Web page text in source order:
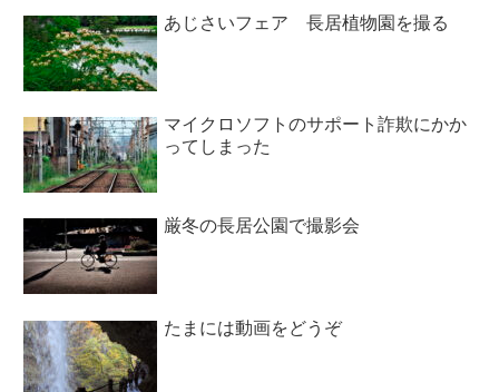
あじさいフェア 長居植物園を撮る
マイクロソフトのサポート詐欺にかか
ってしまった
厳冬の長居公園で撮影会
たまには動画をどうぞ